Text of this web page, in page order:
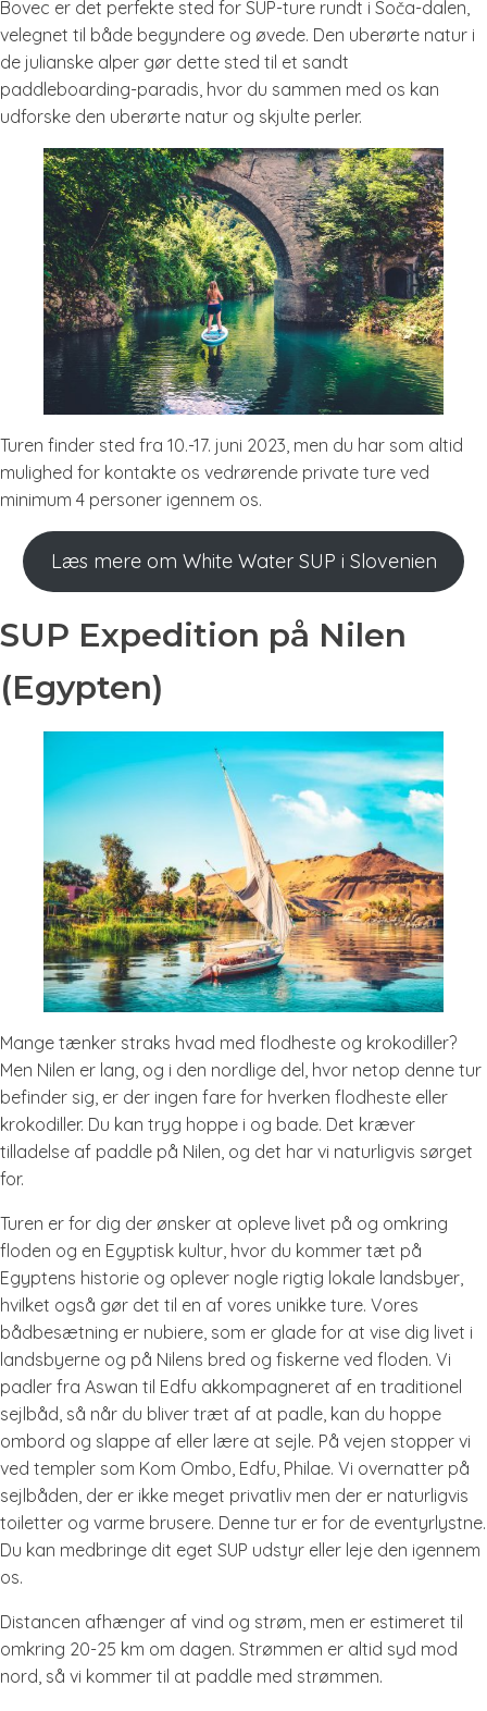
Bovec er det perfekte sted for SUP-ture rundt i Soča-dalen,
velegnet til både begyndere og øvede. Den uberørte natur i
de julianske alper gør dette sted til et sandt
paddleboarding-paradis, hvor du sammen med os kan
udforske den uberørte natur og skjulte perler.
Turen finder sted fra 10.-17. juni 2023, men du har som altid
mulighed for kontakte os vedrørende private ture ved
minimum 4 personer igennem os.
Læs mere om White Water SUP i Slovenien
SUP Expedition på Nilen
(Egypten)
Mange tænker straks hvad med flodheste og krokodiller?
Men Nilen er lang, og i den nordlige del, hvor netop denne tur
befinder sig, er der ingen fare for hverken flodheste eller
krokodiller. Du kan tryg hoppe i og bade. Det kræver
tilladelse af paddle på Nilen, og det har vi naturligvis sørget
for.
Turen er for dig der ønsker at opleve livet på og omkring
floden og en Egyptisk kultur, hvor du kommer tæt på
Egyptens historie og oplever nogle rigtig lokale landsbyer,
hvilket også gør det til en af ​​vores unikke ture. Vores
bådbesætning er nubiere, som er glade for at vise dig livet i
landsbyerne og på Nilens bred og fiskerne ved floden. Vi
padler fra Aswan til Edfu akkompagneret af en traditionel
sejlbåd, så når du bliver træt af at padle, kan du hoppe
ombord og slappe af eller lære at sejle. På vejen stopper vi
ved templer som Kom Ombo, Edfu, Philae. Vi overnatter på
sejlbåden, der er ikke meget privatliv men der er naturligvis
toiletter og varme brusere. Denne tur er for de eventyrlystne.
Du kan medbringe dit eget SUP udstyr eller leje den igennem
os.
Distancen afhænger af vind og strøm, men er estimeret til
omkring 20-25 km om dagen. Strømmen er altid syd mod
nord, så vi kommer til at paddle med strømmen.